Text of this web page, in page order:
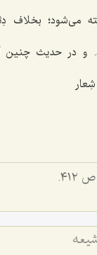
می‌شود؛ بخلاف
و در حدیث چنین